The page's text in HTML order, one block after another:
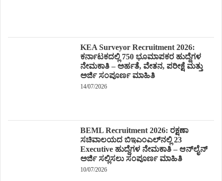
KEA Surveyor Recruitment 2026:
ಕರ್ನಾಟಕದಲ್ಲಿ 750 ಭೂಮಾಪಕರ ಹುದ್ದೆಗಳ
ನೇಮಕಾತಿ – ಅರ್ಹತೆ, ವೇತನ, ಪರೀಕ್ಷೆ ಮತ್ತು
ಅರ್ಜಿ ಸಂಪೂರ್ಣ ಮಾಹಿತಿ
14/07/2026
BEML Recruitment 2026: ರಕ್ಷಣಾ
ಸಚಿವಾಲಯದ ಬಿಇಎಂಎಲ್‌ನಲ್ಲಿ 23
Executive ಹುದ್ದೆಗಳ ನೇಮಕಾತಿ – ಆನ್‌ಲೈನ್
ಅರ್ಜಿ ಸಲ್ಲಿಸಲು ಸಂಪೂರ್ಣ ಮಾಹಿತಿ
10/07/2026